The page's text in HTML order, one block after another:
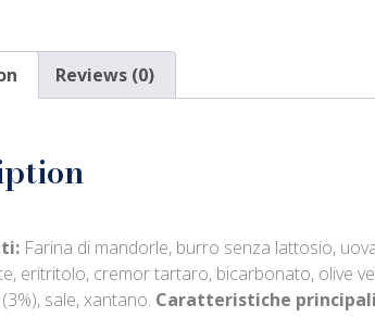
Reviews (0)
Farina di mandorle, burro senza lattosio,
eritritolo, cremor tartaro, bicarbonato, olive
sale, xantano. Caratteristiche